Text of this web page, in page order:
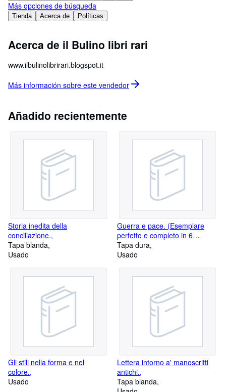
Vendedores
Comenzar a vender
Ayuda
Tienda Acerca de Políticas
Más opciones de búsqueda
Acerca de il Bulino libri rari
www.ilbulinolibrirari.blogspot.it
Más información sobre este vendedor
Añadido recientemente
Storia inedita della
conciliazione.,
Tapa blanda
Usado
Guerra e pace. (Esemplare
perfetto e completo in 6
volumi).,
Tapa dura
Usado
Gli stili nella forma e nel
colore.,
Usado
Lettera intorno a' manoscritti
antichi.,
Tapa blanda